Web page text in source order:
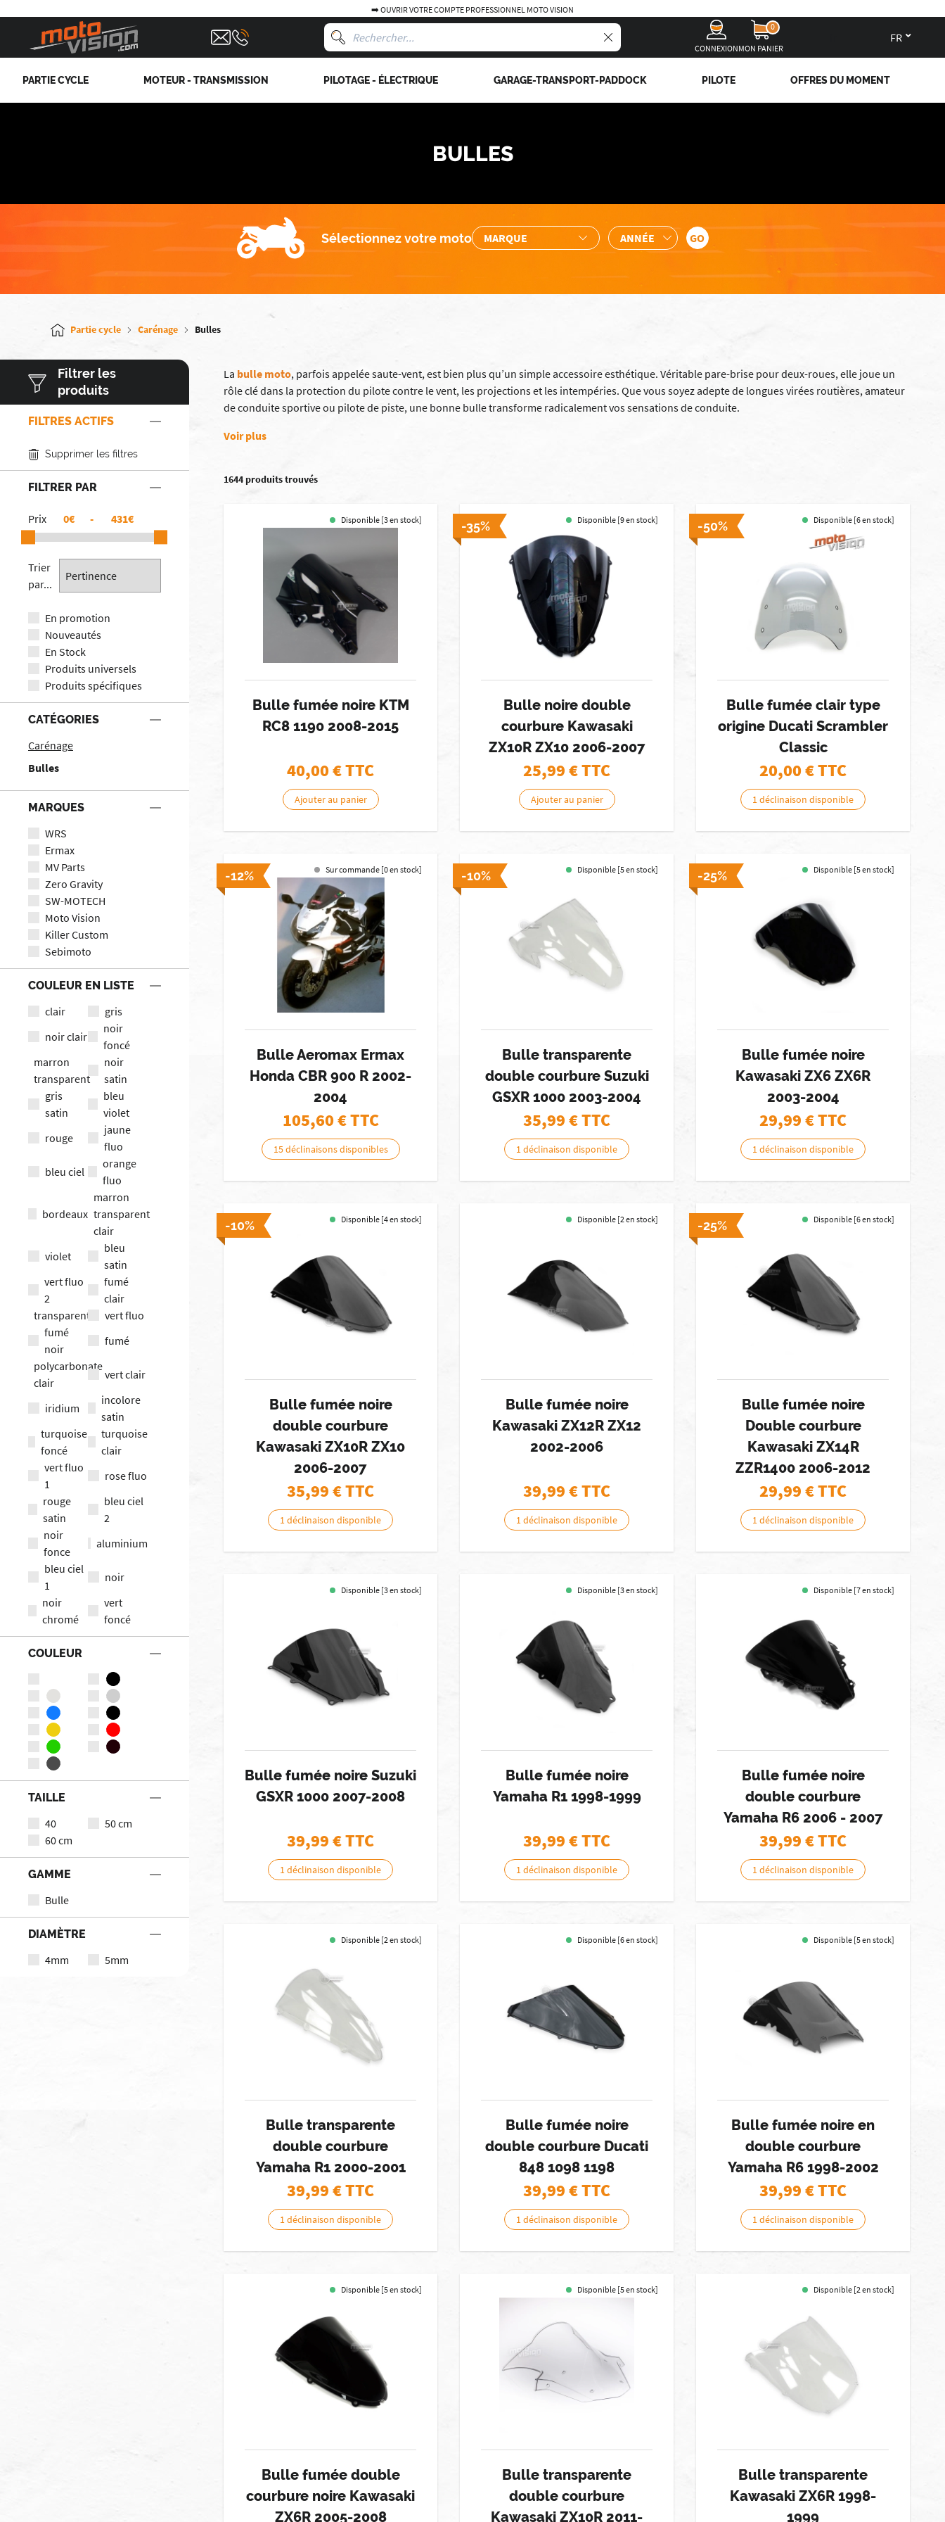
➡️ OUVRIR VOTRE COMPTE PROFESSIONNEL MOTO VISION
CONNEXION
0
MON PANIER
PARTIE CYCLE MOTEUR - TRANSMISSION PILOTAGE - ÉLECTRIQUE GARAGE-TRANSPORT-PADDOCK PILOTE OFFRES DU MOMENT
BULLES
Sélectionnez votre moto
Partie cycle Carénage Bulles
Filtrer les
produits
FILTRES ACTIFS
Supprimer les filtres
FILTRER PAR
Prix € - €
Trier
par...
En promotion
Nouveautés
En Stock
Produits universels
Produits spécifiques
CATÉGORIES
Carénage
Bulles
MARQUES
WRS
Ermax
MV Parts
Zero Gravity
SW-MOTECH
Moto Vision
Killer Custom
Sebimoto
COULEUR EN LISTE
clair
gris
noir clair
noir
foncé
marron
transparent
noir
satin
gris
satin
bleu
violet
rouge
jaune
fluo
bleu ciel
orange
fluo
bordeaux
marron
transparent
clair
violet
bleu
satin
vert fluo
2
fumé
clair
transparent
vert fluo
fumé
noir
fumé
polycarbonate
clair
vert clair
iridium
incolore
satin
turquoise
foncé
turquoise
clair
vert fluo
1
rose fluo
rouge
satin
bleu ciel
2
noir
fonce
aluminium
bleu ciel
1
noir
noir
chromé
vert
foncé
COULEUR
TAILLE
40
50 cm
60 cm
GAMME
Bulle
DIAMÈTRE
4mm 5mm
La bulle moto, parfois appelée saute-vent, est bien plus qu’un simple accessoire esthétique. Véritable pare-brise pour deux-roues, elle joue un
rôle clé dans la protection du pilote contre le vent, les projections et les intempéries. Que vous soyez adepte de longues virées routières, amateur
de conduite sportive ou pilote de piste, une bonne bulle transforme radicalement vos sensations de conduite.
Voir plus
1644 produits trouvés
Disponible [3 en stock]
Bulle fumée noire KTM
RC8 1190 2008-2015
40,00€ TTC
Ajouter au panier
-35% Disponible [9 en stock]
Bulle noire double
courbure Kawasaki
ZX10R ZX10 2006-2007
25,99 € TTC
Ajouter au panier
-50% Disponible [6 en stock]
Bulle fumée clair type
origine Ducati Scrambler
Classic
20,00€ TTC
1 déclinaison disponible
-12% Sur commande [0 en stock]
Bulle Aeromax Ermax
Honda CBR 900 R 2002-
2004
105,60€ TTC
15 déclinaisons disponibles
-10% Disponible [5 en stock]
Bulle transparente
double courbure Suzuki
GSXR 1000 2003-2004
35,99 € TTC
1 déclinaison disponible
-25% Disponible [5 en stock]
Bulle fumée noire
Kawasaki ZX6 ZX6R
2003-2004
29,99 € TTC
1 déclinaison disponible
-10% Disponible [4 en stock]
Bulle fumée noire
double courbure
Kawasaki ZX10R ZX10
2006-2007
35,99 € TTC
1 déclinaison disponible
Disponible [2 en stock]
Bulle fumée noire
Kawasaki ZX12R ZX12
2002-2006
39,99 € TTC
1 déclinaison disponible
-25% Disponible [6 en stock]
Bulle fumée noire
Double courbure
Kawasaki ZX14R
ZZR1400 2006-2012
29,99 € TTC
1 déclinaison disponible
Disponible [3 en stock]
Bulle fumée noire Suzuki
GSXR 1000 2007-2008
39,99 € TTC
1 déclinaison disponible
Disponible [3 en stock]
Bulle fumée noire
Yamaha R1 1998-1999
39,99 € TTC
1 déclinaison disponible
Disponible [7 en stock]
Bulle fumée noire
double courbure
Yamaha R6 2006 - 2007
39,99 € TTC
1 déclinaison disponible
Disponible [2 en stock]
Bulle transparente
double courbure
Yamaha R1 2000-2001
39,99 € TTC
1 déclinaison disponible
Disponible [6 en stock]
Bulle fumée noire
double courbure Ducati
848 1098 1198
39,99 € TTC
1 déclinaison disponible
Disponible [5 en stock]
Bulle fumée noire en
double courbure
Yamaha R6 1998-2002
39,99 € TTC
1 déclinaison disponible
Disponible [5 en stock]
Bulle fumée double
courbure noire Kawasaki
ZX6R 2005-2008
Disponible [5 en stock]
Bulle transparente
double courbure
Kawasaki ZX10R 2011-
Disponible [2 en stock]
Bulle transparente
Kawasaki ZX6R 1998-
1999